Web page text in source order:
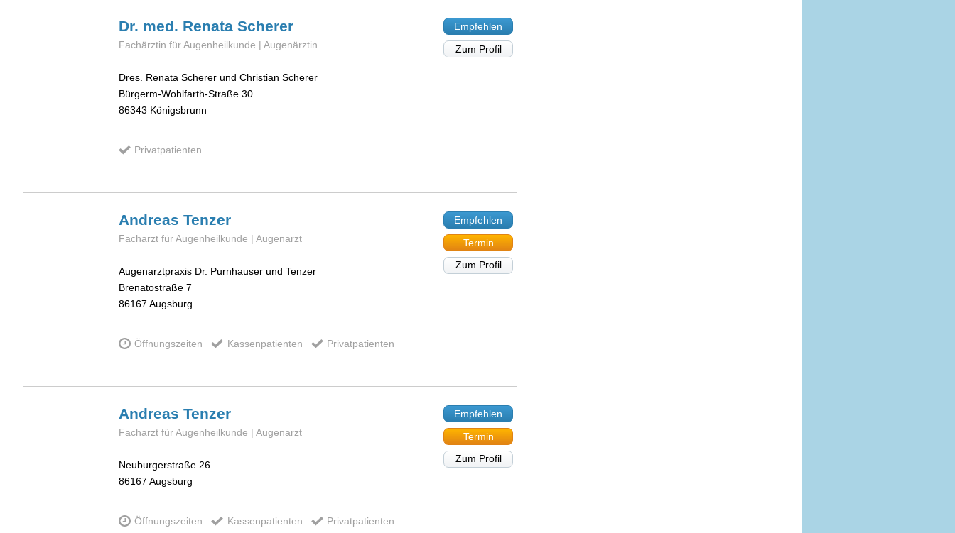
Dr. med. Renata Scherer
Fachärztin für Augenheilkunde | Augenärztin
Dres. Renata Scherer und Christian Scherer
Bürgerm-Wohlfarth-Straße 30
86343 Königsbrunn
Privatpatienten
Empfehlen
Zum Profil
Andreas Tenzer
Facharzt für Augenheilkunde | Augenarzt
Augenarztpraxis Dr. Purnhauser und Tenzer
Brenatostraße 7
86167 Augsburg
Öffnungszeiten Kassenpatienten Privatpatienten
Empfehlen
Termin
Zum Profil
Andreas Tenzer
Facharzt für Augenheilkunde | Augenarzt
Neuburgerstraße 26
86167 Augsburg
Öffnungszeiten Kassenpatienten Privatpatienten
Empfehlen
Termin
Zum Profil